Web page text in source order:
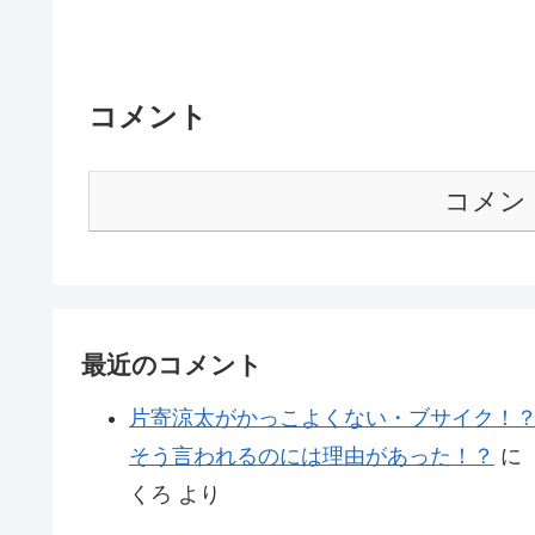
コメント
コメン
最近のコメント
片寄涼太がかっこよくない・ブサイク！？
そう言われるのには理由があった！？ に
くろ より